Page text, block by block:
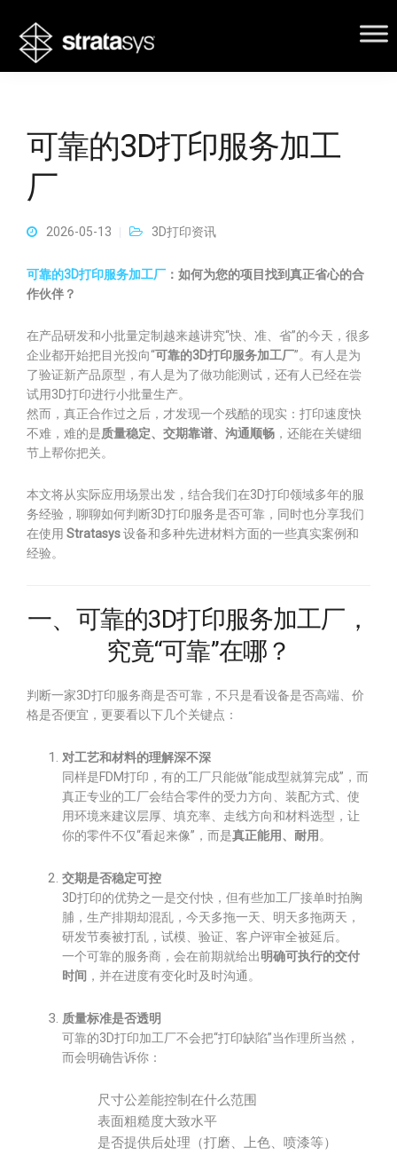
可靠的3D打印服务加工
厂
2026-05-13 3D打印资讯
可靠的3D打印服务加工厂 ：如何为您的项目找到真正省心的合
作伙伴？
在产品研发和小批量定制越来越讲究“快、准、省”的今天，很多
企业都开始把目光投向“可靠的3D打印服务加工厂”。有人是为
了验证新产品原型，有人是为了做功能测试，还有人已经在尝
试用3D打印进行小批量生产。
然而，真正合作过之后，才发现一个残酷的现实：打印速度快
不难，难的是质量稳定、交期靠谱、沟通顺畅 ，还能在关键细
节上帮你把关。
本文将从实际应用场景出发，结合我们在3D打印领域多年的服
务经验，聊聊如何判断3D打印服务是否可靠，同时也分享我们
在使用 Stratasys设备和多种先进材料方面的一些真实案例和
经验。
一、可靠的3D打印服务加工厂，
究竟“可靠”在哪？
判断一家3D打印服务商是否可靠，不只是看设备是否高端、价
格是否便宜，更要看以下几个关键点：
对工艺和材料的理解深不深
同样是FDM打印，有的工厂只能做“能成型就算完成”，而
真正专业的工厂会结合零件的受力方向、装配方式、使
用环境来建议层厚、填充率、走线方向和材料选型，让
你的零件不仅“看起来像”，而是真正能用、耐用 。
交期是否稳定可控
3D打印的优势之一是交付快，但有些加工厂接单时拍胸
脯，生产排期却混乱，今天多拖一天、明天多拖两天，
研发节奏被打乱，试模、验证、客户评审全被延后。
一个可靠的服务商，会在前期就给出明确可执行的交付
时间 ，并在进度有变化时及时沟通。
质量标准是否透明
可靠的3D打印加工厂不会把“打印缺陷”当作理所当然，
而会明确告诉你：
尺寸公差能控制在什么范围
表面粗糙度大致水平
是否提供后处理（打磨、上色、喷漆等）